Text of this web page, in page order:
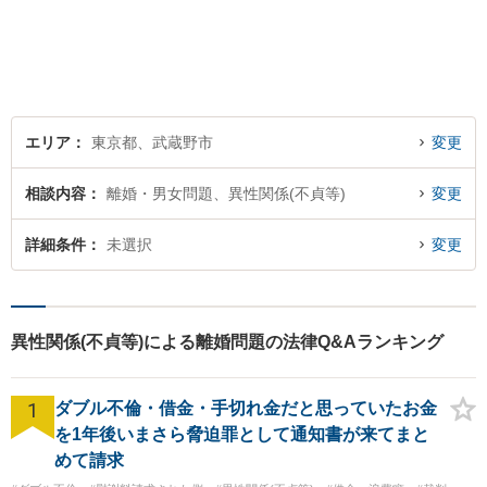
エリア 東京都、武蔵野市 変更
相談内容 離婚・男女問題、異性関係(不貞等) 変更
詳細条件 未選択 変更
異性関係(不貞等)による離婚問題の法律Q&Aランキング
1
ダブル不倫・借金・手切れ金だと思っていたお金
を1年後いまさら脅迫罪として通知書が来てまと
めて請求